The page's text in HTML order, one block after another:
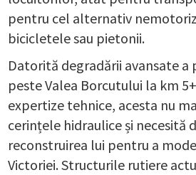
pentru cel alternativ
bicicletele sau pietonii.
Datorită degradării avansate
peste Valea Borcutului la km
expertize tehnice, acesta nu
cerințele hidraulice și necesită
reconstruirea lui pentru a
Victoriei. Structurile rutiere